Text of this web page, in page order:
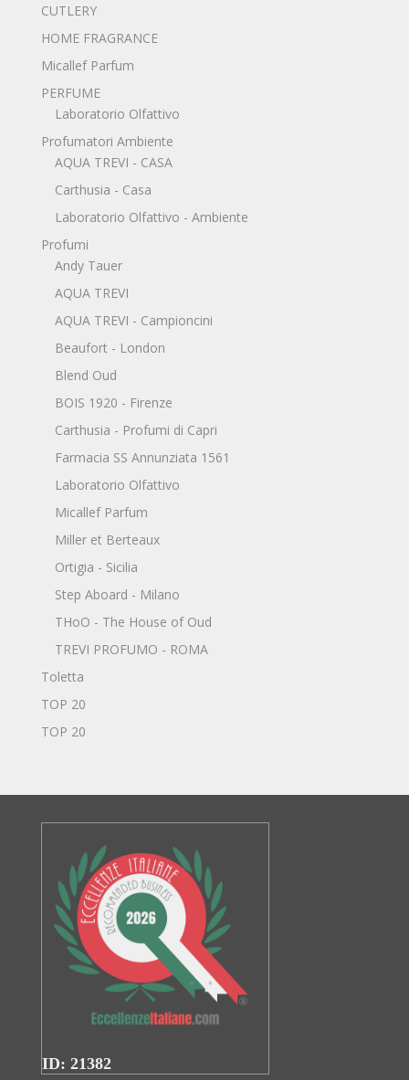
CUTLERY
HOME FRAGRANCE
Micallef Parfum
PERFUME
Laboratorio Olfattivo
Profumatori Ambiente
AQUA TREVI - CASA
Carthusia - Casa
Laboratorio Olfattivo - Ambiente
Profumi
Andy Tauer
AQUA TREVI
AQUA TREVI - Campioncini
Beaufort - London
Blend Oud
BOIS 1920 - Firenze
Carthusia - Profumi di Capri
Farmacia SS Annunziata 1561
Laboratorio Olfattivo
Micallef Parfum
Miller et Berteaux
Ortigia - Sicilia
Step Aboard - Milano
THoO - The House of Oud
TREVI PROFUMO - ROMA
Toletta
TOP 20
TOP 20
ID: 21382